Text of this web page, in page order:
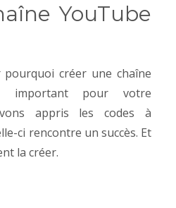
YouTube
créer une chaîne
important pour votre
appris les codes à
ci rencontre un succès. Et
la créer.